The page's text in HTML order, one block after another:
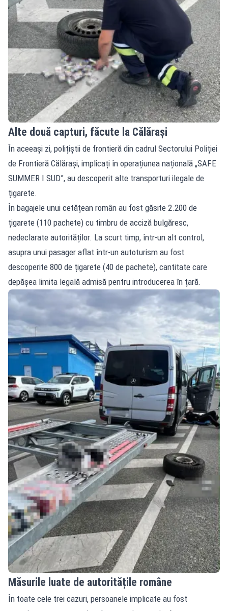
Alte două capturi, făcute la Călărași
În aceeași zi, polițiștii de frontieră din cadrul Sectorului Poliției
de Frontieră Călărași, implicați în operațiunea națională „SAFE
SUMMER I SUD”, au descoperit alte transporturi ilegale de
țigarete.
În bagajele unui cetățean român au fost găsite 2.200 de
țigarete (110 pachete) cu timbru de acciză bulgăresc,
nedeclarate autorităților. La scurt timp, într-un alt control,
asupra unui pasager aflat într-un autoturism au fost
descoperite 800 de țigarete (40 de pachete), cantitate care
depășea limita legală admisă pentru introducerea în țară.
Măsurile luate de autoritățile române
În toate cele trei cazuri, persoanele implicate au fost